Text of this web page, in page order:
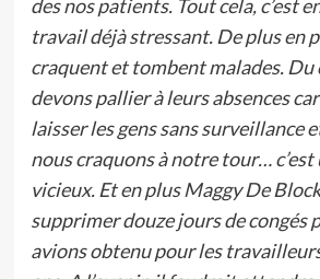
des nos patients. Tout cela, c’est
travail déjà stressant. De plus en
craquent et tombent malades. Du
devons pallier à leurs absences
laisser les gens sans surveillance
nous craquons à notre tour… c’est
vicieux. Et en plus Maggy De
supprimer douze jours de congés
avions obtenu pour les